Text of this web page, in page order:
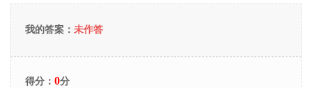
我的答案： 未作答
得分： 0分